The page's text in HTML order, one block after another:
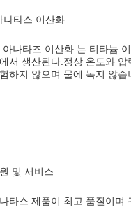
나타스 이산화
나타즈 이산화 는 티타늄
서 생산된다.정상 온도와
하지 않으며 물에 녹지 않습
및 서비스
타스 제품이 최고 품질이